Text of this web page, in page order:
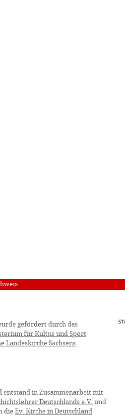
gefördert durch das
für Kultus und Sport
Landeskirche Sachsens
entstand in Zusammenarbeit mit
Deutschlands e.V. und
die Ev. Kirche in Deutschland